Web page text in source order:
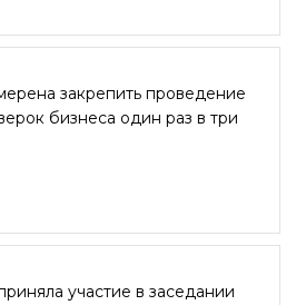
закрепить проведение
бизнеса один раз в три
участие в заседании